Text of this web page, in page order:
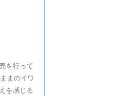
を行って
まのイワ
を感じる